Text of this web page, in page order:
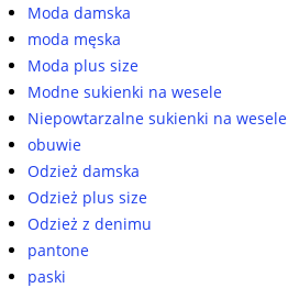
Moda damska
moda męska
Moda plus size
Modne sukienki na wesele
Niepowtarzalne sukienki na wesele
obuwie
Odzież damska
Odzież plus size
Odzież z denimu
pantone
paski